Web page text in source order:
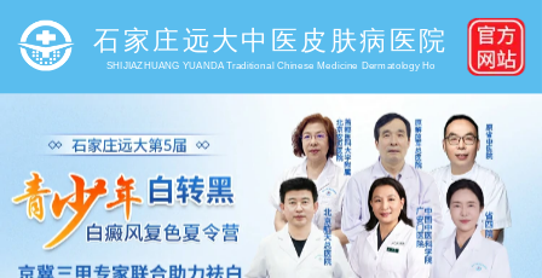
石家庄远大中医皮肤病医院
SHIJIAZHUANG YUANDA Traditional Chinese Medicine Dermatology Ho